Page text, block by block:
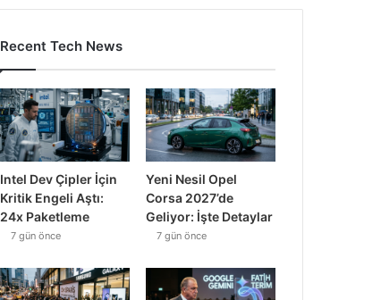
Recent Tech News
Intel Dev Çipler İçin
Kritik Engeli Aştı:
24x Paketleme
7 gün önce
Yeni Nesil Opel
Corsa 2027’de
Geliyor: İşte Detaylar
7 gün önce